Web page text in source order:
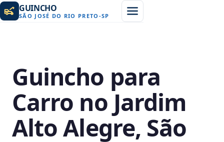
GUINCHO
SÃO JOSÉ DO RIO PRETO -SP
Guincho para
Carro no Jardim
Alto Alegre, São